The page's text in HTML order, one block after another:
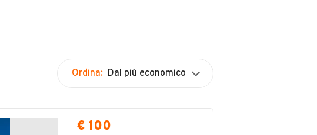
Ordina: Dal più economico
€ 100